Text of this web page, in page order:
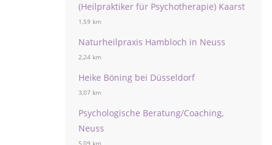
(Heilpraktiker für Psychotherapie) Kaarst
1,59 km
Naturheilpraxis Hambloch in Neuss
2,24 km
Heike Böning bei Düsseldorf
3,07 km
Psychologische Beratung/Coaching,
Neuss